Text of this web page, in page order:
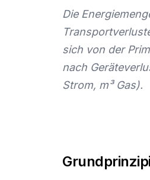
Die
sich von der
nach
Strom, m³ Gas).